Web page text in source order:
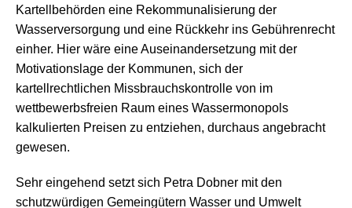
Kartellbehörden eine Rekommunalisierung der
Wasserversorgung und eine Rückkehr ins Gebührenrecht
einher. Hier wäre eine Auseinandersetzung mit der
Motivationslage der Kommunen, sich der
kartellrechtlichen Missbrauchskontrolle von im
wettbewerbsfreien Raum eines Wassermonopols
kalkulierten Preisen zu entziehen, durchaus angebracht
gewesen.
Sehr eingehend setzt sich Petra Dobner mit den
schutzwürdigen Gemeingütern Wasser und Umwelt